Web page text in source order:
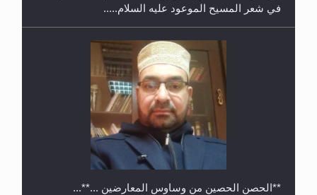
في شعر المسيح الموعود عليه السلام.....
**الحصن الحصين من وساوس المعارضين ...**...